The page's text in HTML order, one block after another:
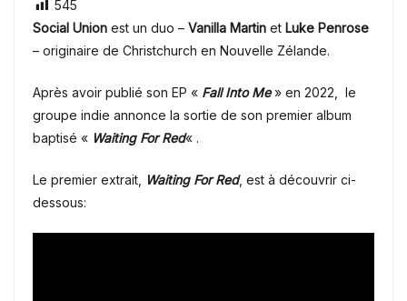
545
Social Union est un duo – Vanilla Martin et Luke Penrose
– originaire de Christchurch en Nouvelle Zélande.
Après avoir publié son EP « Fall Into Me» en 2022, le
groupe indie annonce la sortie de son premier album
baptisé « Waiting For Red« .
Le premier extrait, Waiting For Red, est à découvrir ci-
dessous: